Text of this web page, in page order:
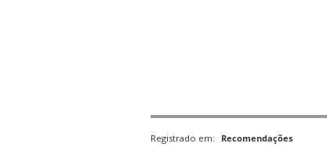
Registrado em: Recomendações